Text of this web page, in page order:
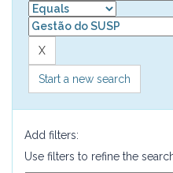
Start a new search
Add filters:
Use filters to refine the